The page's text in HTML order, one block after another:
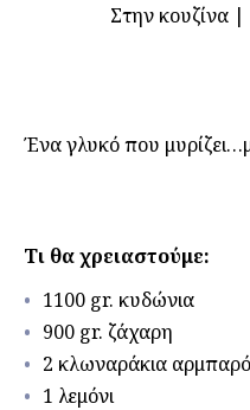
Στην κουζίνα |
Ένα γλυκό που
Τι θα χρειαστούμε:
1100 gr. κυδώνια
900 gr. ζάχαρη
2 κλωναράκια
1 λεμόνι